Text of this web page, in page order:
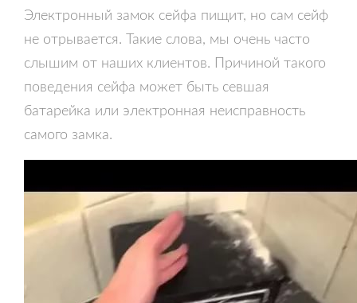
Электронный замок сейфа пищит, но сам сейф
не отрывается. Такие слова, мы очень часто
слышим от наших клиентов. Причиной такого
поведения сейфа может быть севшая
батарейка или электронная неисправность
самого замка.